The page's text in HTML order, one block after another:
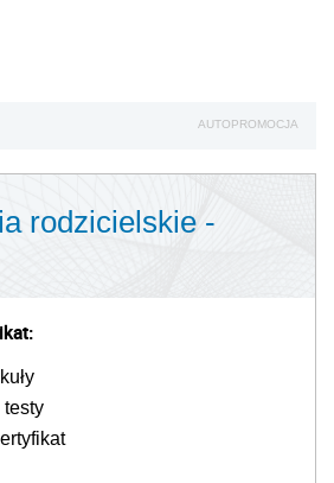
AUTOPROMOCJA
rodzicielskie -
testy